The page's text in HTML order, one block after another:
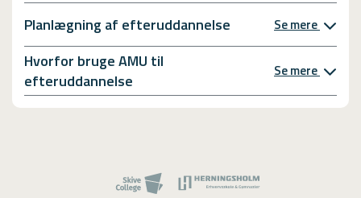
Planlægning af efteruddannelse Se mere
Hvorfor bruge AMU til
efteruddannelse
Se mere